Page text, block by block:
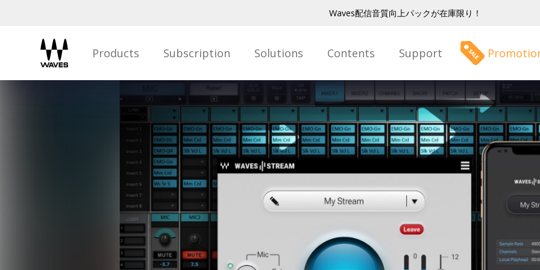
Waves配信音質向上パックが在庫限り！
Products Subscription Solutions Contents Support